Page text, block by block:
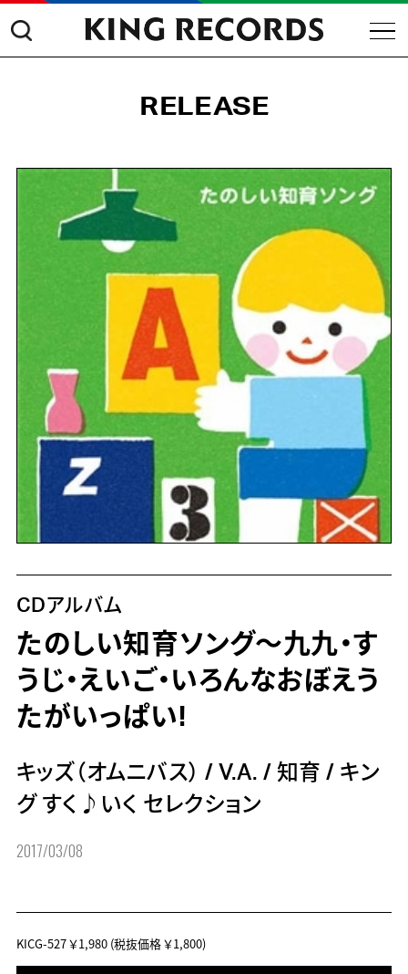
RELEASE
CDアルバム
たのしい知育ソング～九九・す
うじ・えいご・いろんなおぼえう
たがいっぱい!
キッズ（オムニバス） / V.A. / 知育 / キン
グ すく♪いく セレクション
2017/03/08
KICG-527￥1,980(税抜価格 ￥1,800)